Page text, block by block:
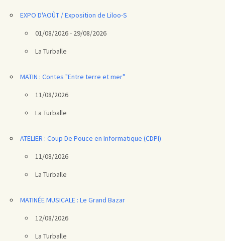
EXPO D'AOÛT / Exposition de Liloo-S
01/08/2026 - 29/08/2026
La Turballe
MATIN : Contes "Entre terre et mer"
11/08/2026
La Turballe
ATELIER : Coup De Pouce en Informatique (CDPI)
11/08/2026
La Turballe
MATINÉE MUSICALE : Le Grand Bazar
12/08/2026
La Turballe